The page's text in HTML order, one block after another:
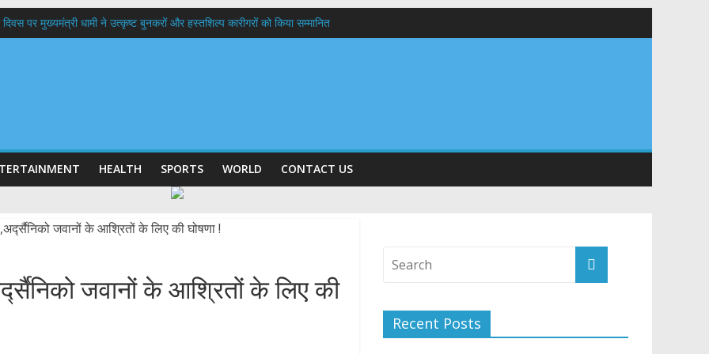
दिवस पर मुख्यमंत्री धामी ने उत्कृष्ट बुनकरों और हस्तशिल्प कारीगरों को किया सम्मानित
क्षत्रिय कल्याण समिति की वेबसाइट एवं क्षत्रिय जागरण स्मारिका का किया विमोचन
HEALTH SPORTS WORLD CONTACT US
जवानों के आश्रितों के लिए की
Recent Posts